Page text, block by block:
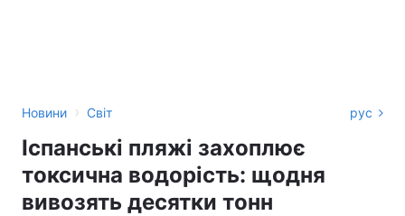
Новини › Світ рус
Іспанські пляжі захоплює
токсична водорість: щодня
вивозять десятки тонн